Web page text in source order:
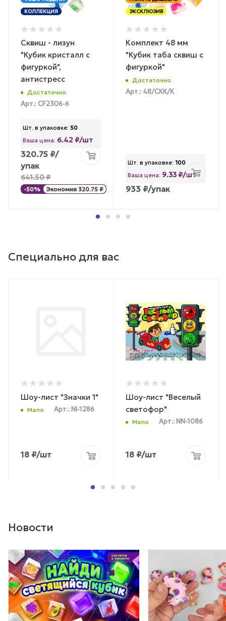
КОЛЛЕКЦИЯ
Сквиш - лизун
"Кубик кристалл с
фигуркой",
антистресс
Достаточно
Арт.: CF2306-6
Шт. в упаковке: 50
Ваша цена: 6.42 ₽/шт
320.75 ₽/
упак
641.50₽
-50% Экономия 320.75 ₽
ЭКСКЛЮЗИВ
Комплект 48 мм
"Кубик таба сквиш с
фигуркой"
Достаточно
Арт.: 48/СКК/К
Шт. в упаковке: 100
Ваша цена: 9.33 ₽/шт
933 ₽/упак
Специально для вас
Шоу-лист "Значки 1"
Мало Арт.: NI-1286
18 ₽/шт
Шоу-лист "Веселый
светофор"
Мало Арт.: NN-1086
18 ₽/шт
Новости